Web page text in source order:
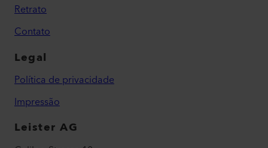
Retrato
Contato
Legal
Política de privacidade
Impressão
Leister AG